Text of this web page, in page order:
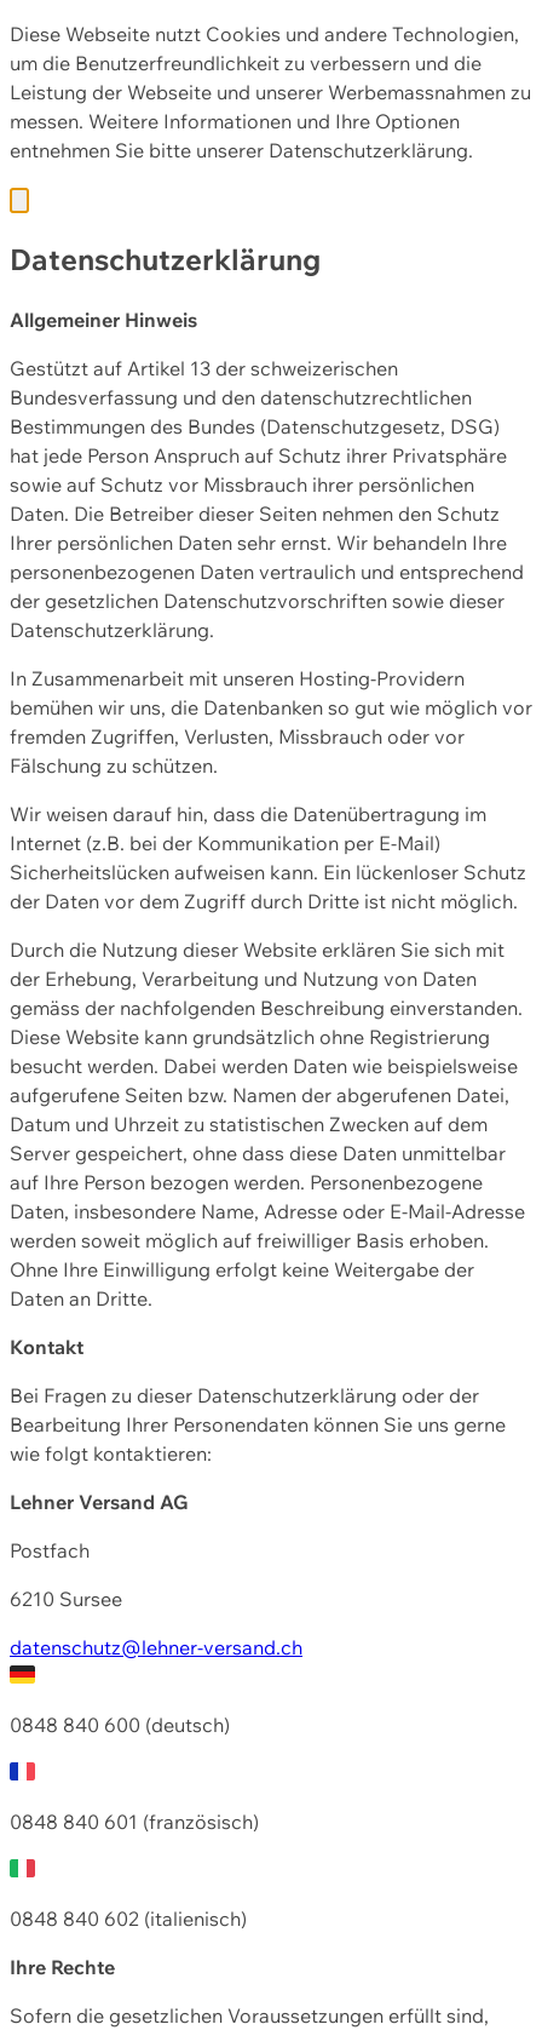
Diese Webseite nutzt Cookies und andere Technologien,
um die Benutzerfreundlichkeit zu verbessern und die
Leistung der Webseite und unserer Werbemassnahmen zu
messen. Weitere Informationen und Ihre Optionen
entnehmen Sie bitte unserer Datenschutzerklärung.
Datenschutzerklärung
Allgemeiner Hinweis
Gestützt auf Artikel 13 der schweizerischen
Bundesverfassung und den datenschutzrechtlichen
Bestimmungen des Bundes (Datenschutzgesetz, DSG)
hat jede Person Anspruch auf Schutz ihrer Privatsphäre
sowie auf Schutz vor Missbrauch ihrer persönlichen
Daten. Die Betreiber dieser Seiten nehmen den Schutz
Ihrer persönlichen Daten sehr ernst. Wir behandeln Ihre
personenbezogenen Daten vertraulich und entsprechend
der gesetzlichen Datenschutzvorschriften sowie dieser
Datenschutzerklärung.
In Zusammenarbeit mit unseren Hosting-Providern
bemühen wir uns, die Datenbanken so gut wie möglich vor
fremden Zugriffen, Verlusten, Missbrauch oder vor
Fälschung zu schützen.
Wir weisen darauf hin, dass die Datenübertragung im
Internet (z.B. bei der Kommunikation per E-Mail)
Sicherheitslücken aufweisen kann. Ein lückenloser Schutz
der Daten vor dem Zugriff durch Dritte ist nicht möglich.
Durch die Nutzung dieser Website erklären Sie sich mit
der Erhebung, Verarbeitung und Nutzung von Daten
gemäss der nachfolgenden Beschreibung einverstanden.
Diese Website kann grundsätzlich ohne Registrierung
besucht werden. Dabei werden Daten wie beispielsweise
aufgerufene Seiten bzw. Namen der abgerufenen Datei,
Datum und Uhrzeit zu statistischen Zwecken auf dem
Server gespeichert, ohne dass diese Daten unmittelbar
auf Ihre Person bezogen werden. Personenbezogene
Daten, insbesondere Name, Adresse oder E-Mail-Adresse
werden soweit möglich auf freiwilliger Basis erhoben.
Ohne Ihre Einwilligung erfolgt keine Weitergabe der
Daten an Dritte.
Kontakt
Bei Fragen zu dieser Datenschutzerklärung oder der
Bearbeitung Ihrer Personendaten können Sie uns gerne
wie folgt kontaktieren:
Lehner Versand AG
Postfach
6210 Sursee
datenschutz@lehner-versand.ch
0848 840 600 (deutsch)
0848 840 601 (französisch)
0848 840 602 (italienisch)
Ihre Rechte
Sofern die gesetzlichen Voraussetzungen erfüllt sind,